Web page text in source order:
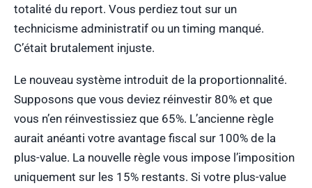
totalité du report. Vous perdiez tout sur un
technicisme administratif ou un timing manqué.
C’était brutalement injuste.
Le nouveau système introduit de la proportionnalité.
Supposons que vous deviez réinvestir 80% et que
vous n’en réinvestissiez que 65%. L’ancienne règle
aurait anéanti votre avantage fiscal sur 100% de la
plus-value. La nouvelle règle vous impose l’imposition
uniquement sur les 15% restants. Si votre plus-value